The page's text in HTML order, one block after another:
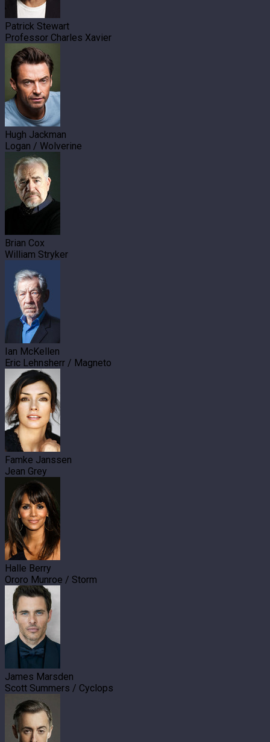
Patrick Stewart
Professor Charles Xavier
Hugh Jackman
Logan / Wolverine
Brian Cox
William Stryker
Ian McKellen
Eric Lehnsherr / Magneto
Famke Janssen
Jean Grey
Halle Berry
Ororo Munroe / Storm
James Marsden
Scott Summers / Cyclops